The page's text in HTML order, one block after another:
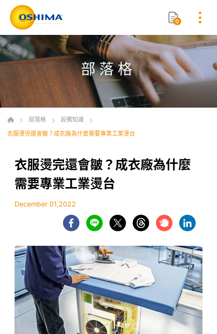
0
部落格
部落格
設備知識
衣服燙完還會皺？成衣廠為什麼需要專業工業燙台
衣服燙完還會皺？成衣廠為什麼
需要專業工業燙台
December 01,2022